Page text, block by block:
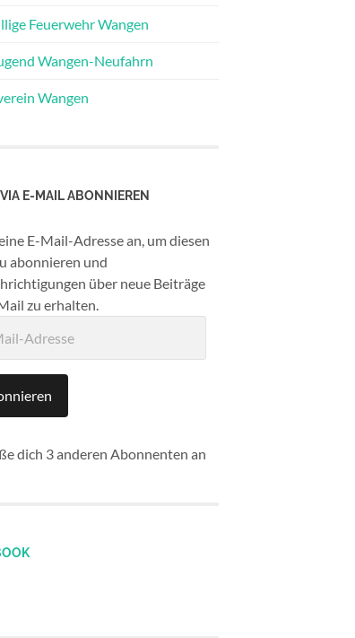
Feuerwehr Wangen
Wangen-Neufahrn
Wangen
E-MAIL ABONNIEREN
E-Mail-Adresse an, um diesen
abonnieren und
über neue Beiträge
zu erhalten.
dich 3 anderen Abonnenten an